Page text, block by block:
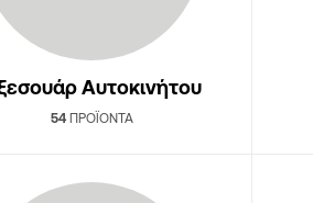
Αυτοκινήτου
54ΠΡΟΪΌΝΤΑ